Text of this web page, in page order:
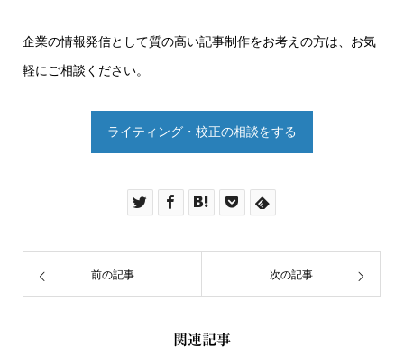
企業の情報発信として質の高い記事制作をお考えの方は、お気
軽にご相談ください。
ライティング・校正の相談をする
前の記事 次の記事
関連記事